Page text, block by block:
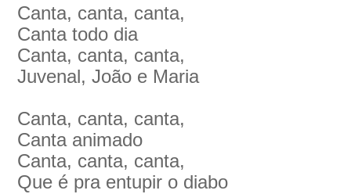
Canta, canta, canta,
Canta todo dia
Canta, canta, canta,
Juvenal, João e Maria
Canta, canta, canta,
Canta animado
Canta, canta, canta,
Que é pra entupir o diabo